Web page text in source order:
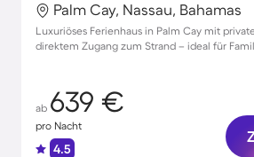
Palm Cay, Nassau, Bahamas
Luxuriöses Ferienhaus in Palm Cay mit
direktem Zugang zum Strand – ideal für
ab 639 €
pro Nacht
4.5